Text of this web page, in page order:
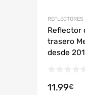
REFLECTORES
Reflector
trasero
desde
11.99€